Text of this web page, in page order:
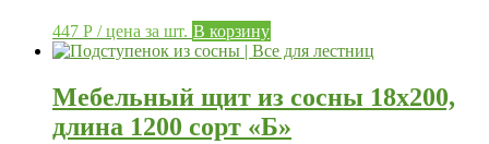
447 Р / цена за шт. В корзину
Мебельный щит из сосны 18х200,
длина 1200 сорт «Б»